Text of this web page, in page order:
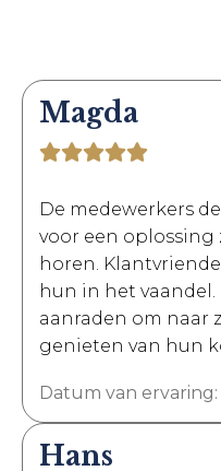
Magda
De medewerkers
voor een oplossing
horen.
hun in het vaandel.
aanraden om naar
genieten van hun
Datum van
Hans